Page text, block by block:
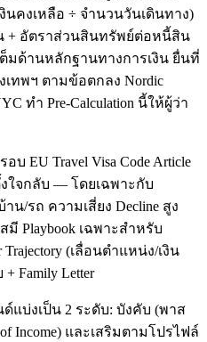
นคงเหลือ ÷ จำนวนวันเดินทาง)
+ อัตราส่วนสินทรัพย์ต่อหนี้สิน
มด้านหลักฐานทางการเงิน ยื่นที่
ทพฯ ตามข้อตกลง Nordic
ทำ Pre-Calculation นี้ให้ผู้ว่า
บ EU Travel Visa Code Article
ใจกลับ — โดยเฉพาะกับ
น/รถ ความเสี่ยง Decline สูง
Playbook เฉพาะสำหรับ
(เลื่อนตำแหน่ง/เงิน
Family Letter
แบ่งเป็น 2 ระดับ: บังคับ (พาส
Income) และเสริมตามโปรไฟล์